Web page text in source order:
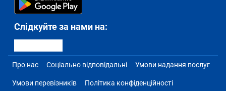
Слідкуйте за нами на:
Про нас Соціально відповідальні Умови надання послуг
Умови перевізників Політика конфіденційності